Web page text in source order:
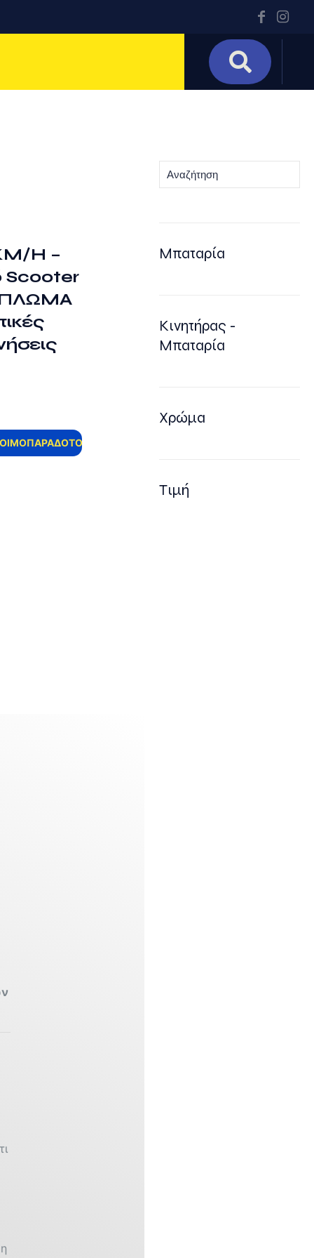
H –
Scooter
Αναζήτηση
Μπαταρία
Κινητήρας -
Μπαταρία
Χρώμα
Τιμή